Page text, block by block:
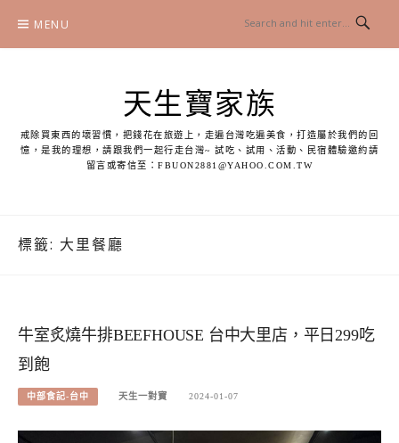
content
MENU
天生寶家族
戒除買東西的壞習慣，把錢花在旅遊上，走遍台灣吃遍美食，打造屬於我們的回
憶，是我的理想，請跟我們一起行走台灣~ 試吃、試用、活動、民宿體驗邀約請
留言或寄信至：FBUON2881@YAHOO.COM.TW
標籤: 大里餐廳
牛室炙燒牛排BEEFHOUSE 台中大里店，平日299吃
到飽
中部食記-台中 天生一對寶 2024-01-07